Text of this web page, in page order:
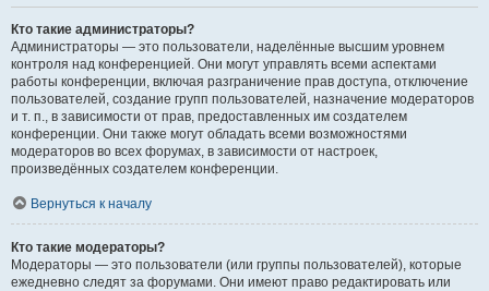
Кто такие администраторы?
Администраторы — это пользователи, наделённые высшим уровнем
контроля над конференцией. Они могут управлять всеми аспектами
работы конференции, включая разграничение прав доступа, отключение
пользователей, создание групп пользователей, назначение модераторов
и т. п., в зависимости от прав, предоставленных им создателем
конференции. Они также могут обладать всеми возможностями
модераторов во всех форумах, в зависимости от настроек,
произведённых создателем конференции.
Вернуться к началу
Кто такие модераторы?
Модераторы — это пользователи (или группы пользователей), которые
ежедневно следят за форумами. Они имеют право редактировать или